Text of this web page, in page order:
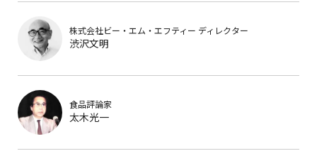
株式会社ビー・エム・エフティー ディレクター
渋沢文明
食品評論家
太木光一